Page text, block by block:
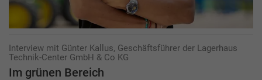
Interview mit Günter Kallus, Geschäftsführer der Lagerhaus
Technik-Center GmbH & Co KG
Im grünen Bereich